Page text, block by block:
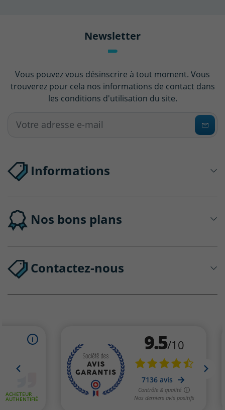
Newsletter
Vous pouvez vous désinscrire à tout moment. Vous
trouverez pour cela nos informations de contact dans
les conditions d'utilisation du site.
Informations
Nos bons plans
Contactez-nous